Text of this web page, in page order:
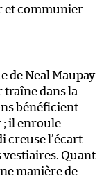
et communier
de Neal Maupay
dans la
bénéficient
; il enroule
creuse l’écart
vestiaires. Quant
manière de